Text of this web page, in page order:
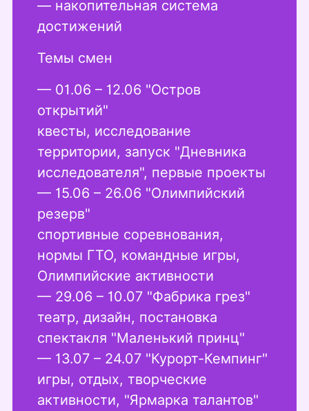
— накопительная система
достижений
Темы смен
— 01.06 – 12.06 "Остров
открытий"
квесты, исследование
территории, запуск "Дневника
исследователя", первые проекты
— 15.06 – 26.06 "Олимпийский
резерв"
спортивные соревнования,
нормы ГТО, командные игры,
Олимпийские активности
— 29.06 – 10.07 "Фабрика грез"
театр, дизайн, постановка
спектакля "Маленький принц"
— 13.07 – 24.07 "Курорт-Кемпинг"
игры, отдых, творческие
активности, "Ярмарка талантов"